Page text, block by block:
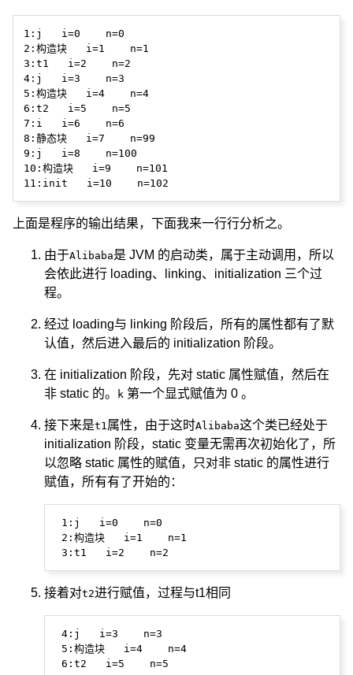
1:j   i=0    n=0
2:构造块   i=1    n=1
3:t1   i=2    n=2
4:j   i=3    n=3
5:构造块   i=4    n=4
6:t2   i=5    n=5
7:i   i=6    n=6
8:静态块   i=7    n=99
9:j   i=8    n=100
10:构造块   i=9    n=101
上面是程序的输出结果，下面我来一行行分析之。
由于Alibaba是 JVM 的启动类，属于主动调用，所以
会依此进行 loading、linking、initialization 三个过
程。
经过 loading与 linking 阶段后，所有的属性都有了默
认值，然后进入最后的 initialization 阶段。
在 initialization 阶段，先对 static 属性赋值，然后在
非 static 的。
k 第一个显式赋值为 0 。
接下来是t1 属性，由于这时Alibaba这个类已经处于
initialization 阶段，static 变量无需再次初始化了，所
以忽略 static 属性的赋值，只对非 static 的属性进行
赋值，所有有了开始的：
1:j   i=0    n=0
2:构造块   i=1    n=1
接着对t2进行赋值，过程与t1相同
4:j   i=3    n=3
5:构造块   i=4    n=4